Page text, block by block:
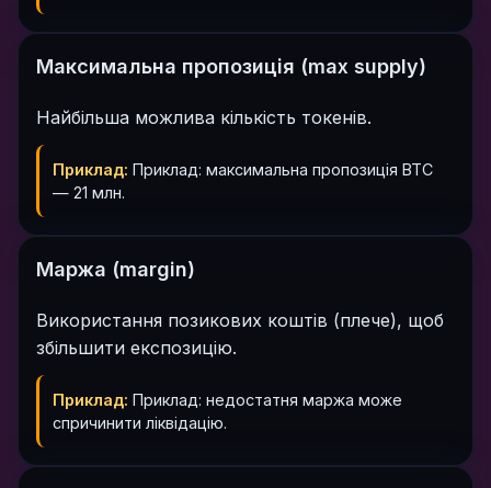
Максимальна пропозиція (max supply)
Найбільша можлива кількість токенів.
Приклад: Приклад: максимальна пропозиція BTC
— 21 млн.
Маржа (margin)
Використання позикових коштів (плече), щоб
збільшити експозицію.
Приклад: Приклад: недостатня маржа може
спричинити ліквідацію.